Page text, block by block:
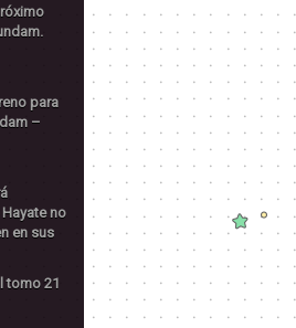
para
–
no
en sus
tomo 21